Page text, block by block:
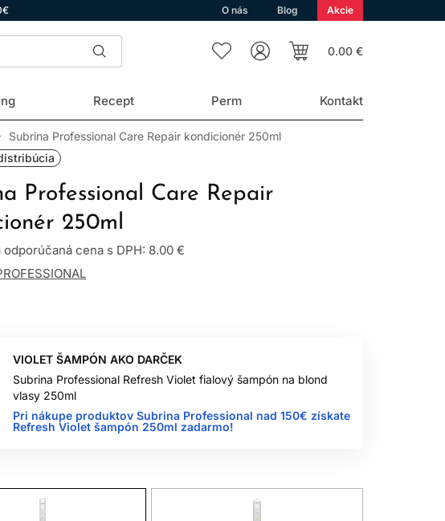
O nás Blog Akcie
0.00 €
Recept Perm Kontakt
Subrina Professional Care Repair kondicionér 250ml
Professional Care Repair
250ml
odporúčaná cena s DPH: 8.00 €
VIOLET ŠAMPÓN AKO DARČEK
Subrina Professional Refresh Violet fialový šampón na blond
vlasy 250ml
Pri nákupe produktov Subrina Professional nad 150€ získate
Refresh Violet šampón 250ml zadarmo!